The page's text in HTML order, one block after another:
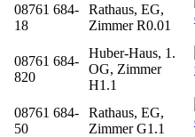
08761 684-
18
Rathaus, EG,
Zimmer R0.01
08761 684-
820
Huber-Haus, 1.
OG, Zimmer
H1.1
08761 684-
50
Rathaus, EG,
Zimmer G1.1